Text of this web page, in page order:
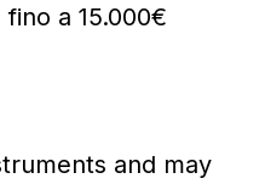
a 15.000€
and may